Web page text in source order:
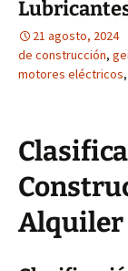
21 agosto, 2024
de construcción,
motores eléctricos,
Alquiler